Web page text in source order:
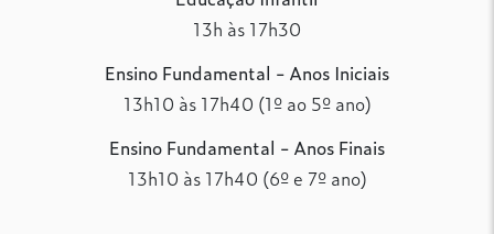
13h às 17h30
Ensino Fundamental - Anos Iniciais
13h10 às 17h40 (1º ao 5º ano)
Ensino Fundamental - Anos Finais
13h10 às 17h40 (6º e 7º ano)